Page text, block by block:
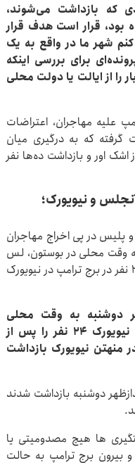
که بازداشت می‌شوند،
بود، قرار است هدف قرار
شهر ما در واقع به یک
برای بررسی اینکه
را از ایالت یا دولت محلی
علیه مهاجران، اعتراضات
که به درگیری میان
اور و بازداشت ده‌ها نفر
و نیویورک؛
پلیس در پی اخراج مهاجران
وقت محلی در بوستون، لس
آنجلس و نیویورک اعتراض کردند که ۲۴ نفر در برج ترامپ در نیویورک
دوشنبه به وقت محلی
به شبکه سی ان ان گفت که پلیس نیویورک ۲۴ نفر را پس از
منهتن نیویورک بازداشت
دوشنبه بازداشت شدند
ها هیچ مصدومیتی یا
بیرون برج ترامپ به حالت